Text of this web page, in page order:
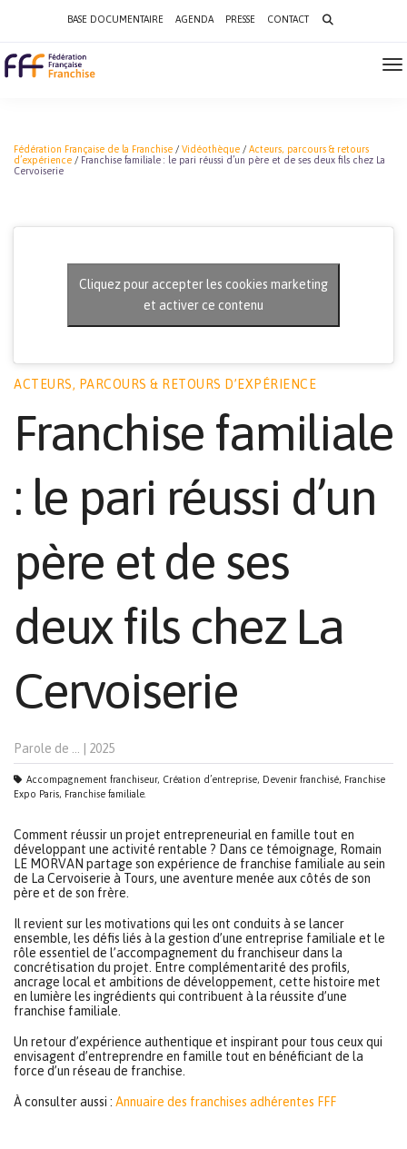
BASE DOCUMENTAIRE AGENDA PRESSE CONTACT
Search
for:
Fédération Française de la Franchise / Vidéothèque / Acteurs, parcours & retours
d’expérience / Franchise familiale : le pari réussi d’un père et de ses deux fils chez La
Cervoiserie
Cliquez pour accepter les cookies marketing
et activer ce contenu
ACTEURS, PARCOURS & RETOURS D’EXPÉRIENCE
Franchise familiale
: le pari réussi d’un
père et de ses
deux fils chez La
Cervoiserie
Parole de … 2025
Accompagnement franchiseur, Création d’entreprise, Devenir franchisé, Franchise
Expo Paris, Franchise familiale.
Comment réussir un projet entrepreneurial en famille tout en
développant une activité rentable ? Dans ce témoignage, Romain
LE MORVAN partage son expérience de franchise familiale au sein
de La Cervoiserie à Tours, une aventure menée aux côtés de son
père et de son frère.
Il revient sur les motivations qui les ont conduits à se lancer
ensemble, les défis liés à la gestion d’une entreprise familiale et le
rôle essentiel de l’accompagnement du franchiseur dans la
concrétisation du projet. Entre complémentarité des profils,
ancrage local et ambitions de développement, cette histoire met
en lumière les ingrédients qui contribuent à la réussite d’une
franchise familiale.
Un retour d’expérience authentique et inspirant pour tous ceux qui
envisagent d’entreprendre en famille tout en bénéficiant de la
force d’un réseau de franchise.
À consulter aussi : Annuaire des franchises adhérentes FFF